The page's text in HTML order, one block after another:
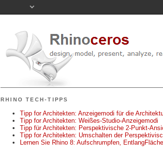
RHINO TECH-TIPPS
Tipp for Architekten: Anzeigemodi für die
Tipp for Architekten: Weißes-Studio-Anzeigemodi
Tipp für Architekten: Perspektivische 2-Punkt-
Tipp for Architekten: Umschalten der
Lernen Sie Rhino 8: Aufschrumpfen,